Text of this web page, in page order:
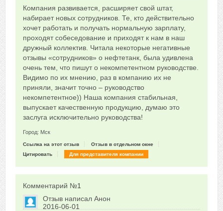
+5
Сказать друзьям об отзыве
Компания развивается, расширяет свой штат,
набирает новых сотрудников. Те, кто действительно
хочет работать и получать нормальную зарплату,
проходят собеседование и приходят к нам в наш
дружный коллектив. Читала некоторые негативные
отзывы «сотрудников» о нефтетанк, была удивлена
очень тем, что пишут о некомпетентном руководстве.
Видимо по их мнению, раз в компанию их не
приняли, значит точно – руководство
некомпетентное)) Наша компания стабильная,
выпускает качественную продукцию, думаю это
заслуга исключительно руководства!
Город: Мск
Ссылка на этот отзыв
Отзыв в отдельном окне
Цитировать
Для представителя компании
Комментарий №1
Отзыв написал Анон
2016-06-01